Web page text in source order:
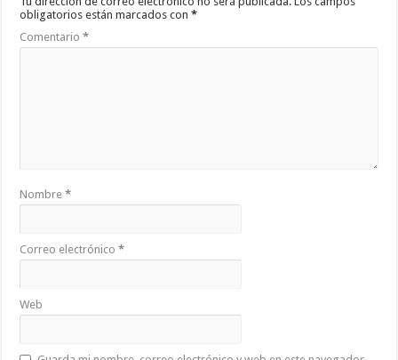
obligatorios están marcados con*
Comentario*
Nombre*
Correo electrónico*
Web